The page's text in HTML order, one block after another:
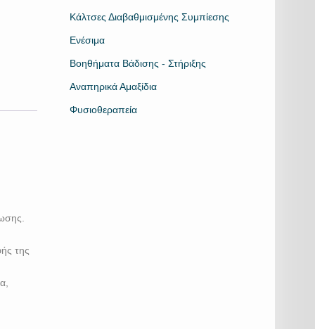
της
Κάλτσες Διαβαθμισμένης Συμπίεσης
Ενέσιμα
Βοηθήματα Βάδισης - Στήριξης
Αναπηρικά Αμαξίδια
Φυσιοθεραπεία